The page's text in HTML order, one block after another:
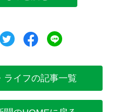
ツイートシェア
ライフの記事一覧